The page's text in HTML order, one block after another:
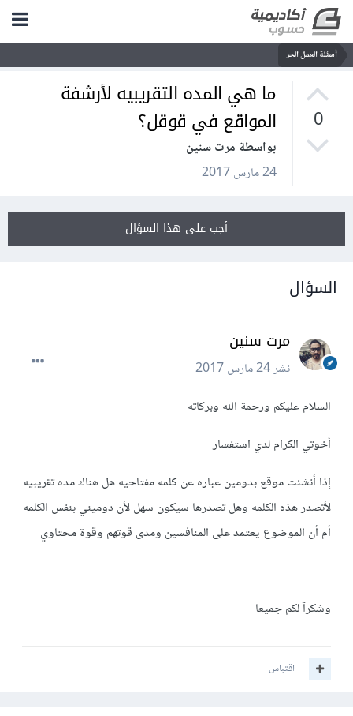
أسئلة العمل الحر
0
ما هي المده التقريبيه لأرشفة
المواقع في قوقل؟
بواسطة مرت سنين
24 مارس 2017
أجب على هذا السؤال
السؤال
مرت سنين
نشر24 مارس 2017
السلام عليكم ورحمة الله وبركاته
أخوتي الكرام لدي استفسار
إذا أنشئت موقع بدومين عباره عن كلمه مفتاحيه هل هناك مده تقريبيه
لأتصدر هذه الكلمه وهل تصدرها سيكون سهل لأن دوميني بنفس الكلمه
أم أن الموضوع يعتمد على المنافسين ومدى قوتهم وقوة محتاوي
وشكرآ لكم جميعا
اقتباس